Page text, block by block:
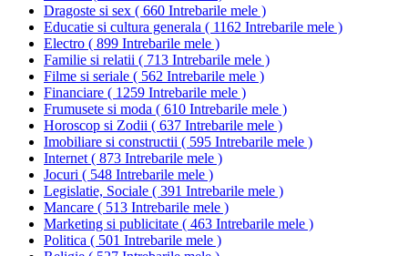
Dragoste si sex ( 660 Intrebarile mele )
Educatie si cultura generala ( 1162 Intrebarile mele )
Electro ( 899 Intrebarile mele )
Familie si relatii ( 713 Intrebarile mele )
Filme si seriale ( 562 Intrebarile mele )
Financiare ( 1259 Intrebarile mele )
Frumusete si moda ( 610 Intrebarile mele )
Horoscop si Zodii ( 637 Intrebarile mele )
Imobiliare si constructii ( 595 Intrebarile mele )
Internet ( 873 Intrebarile mele )
Jocuri ( 548 Intrebarile mele )
Legislatie, Sociale ( 391 Intrebarile mele )
Mancare ( 513 Intrebarile mele )
Marketing si publicitate ( 463 Intrebarile mele )
Politica ( 501 Intrebarile mele )